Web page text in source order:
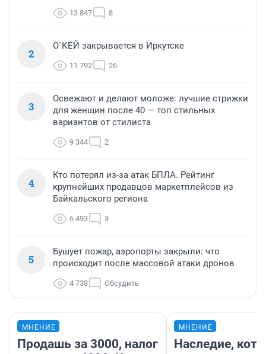
13 847 8
2
О`КЕЙ закрывается в Иркутске
11 792 26
3
Освежают и делают моложе: лучшие стрижки
для женщин после 40 — топ стильных
вариантов от стилиста
9 344 2
4
Кто потерял из-за атак БПЛА. Рейтинг
крупнейших продавцов маркетплейсов из
Байкальского региона
6 493 3
5
Бушует пожар, аэропорты закрыли: что
происходит после массовой атаки дронов
4 738 Обсудить
МНЕНИЕ
Продашь за 3000, налог
МНЕНИЕ
Наследие,